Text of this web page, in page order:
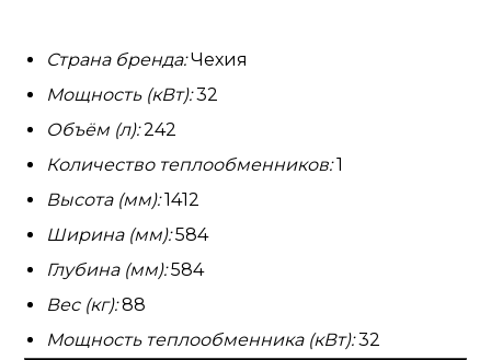
Страна бренда:Чехия
Мощность (кВт):32
Объём (л):242
Количество теплообменников:1
Высота (мм):1412
Ширина (мм):584
Глубина (мм):584
Вес (кг):88
Мощность теплообменника (кВт):32